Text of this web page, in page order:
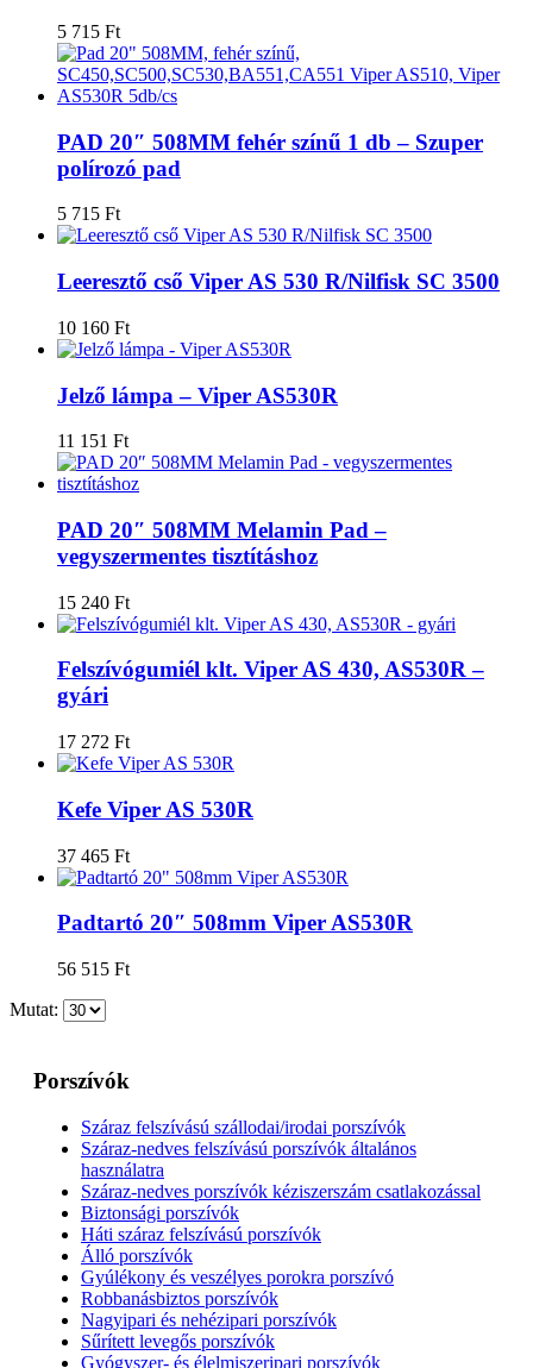
5 715 Ft
PAD 20″ 508MM fehér színű 1 db – Szuper
polírozó pad
5 715 Ft
Leeresztő cső Viper AS 530 R/Nilfisk SC 3500
10 160 Ft
Jelző lámpa – Viper AS530R
11 151 Ft
PAD 20″ 508MM Melamin Pad –
vegyszermentes tisztításhoz
15 240 Ft
Felszívógumiél klt. Viper AS 430, AS530R –
gyári
17 272 Ft
Kefe Viper AS 530R
37 465 Ft
Padtartó 20″ 508mm Viper AS530R
56 515 Ft
Mutat:
Porszívók
Száraz felszívású szállodai/irodai porszívók
Száraz-nedves felszívású porszívók általános
használatra
Száraz-nedves porszívók kéziszerszám csatlakozással
Biztonsági porszívók
Háti száraz felszívású porszívók
Álló porszívók
Gyúlékony és veszélyes porokra porszívó
Robbanásbiztos porszívók
Nagyipari és nehézipari porszívók
Sűrített levegős porszívók
Gyógyszer- és élelmiszeripari porszívók